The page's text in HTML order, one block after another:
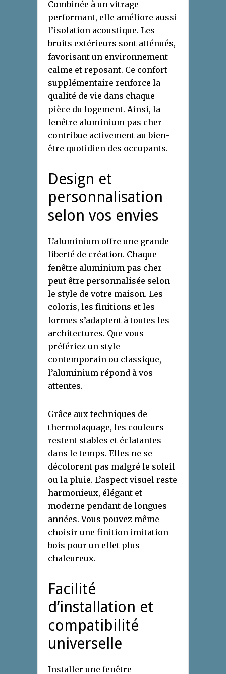
Combinée à un vitrage
performant, elle améliore aussi
l’isolation acoustique. Les
bruits extérieurs sont atténués,
favorisant un environnement
calme et reposant. Ce confort
supplémentaire renforce la
qualité de vie dans chaque
pièce du logement. Ainsi, la
fenêtre aluminium pas cher
contribue activement au bien-
être quotidien des occupants.
Design et
personnalisation
selon vos envies
L’aluminium offre une grande
liberté de création. Chaque
fenêtre aluminium pas cher
peut être personnalisée selon
le style de votre maison. Les
coloris, les finitions et les
formes s’adaptent à toutes les
architectures. Que vous
préfériez un style
contemporain ou classique,
l’aluminium répond à vos
attentes.
Grâce aux techniques de
thermolaquage, les couleurs
restent stables et éclatantes
dans le temps. Elles ne se
décolorent pas malgré le soleil
ou la pluie. L’aspect visuel reste
harmonieux, élégant et
moderne pendant de longues
années. Vous pouvez même
choisir une finition imitation
bois pour un effet plus
chaleureux.
Facilité
d’installation et
compatibilité
universelle
Installer une fenêtre